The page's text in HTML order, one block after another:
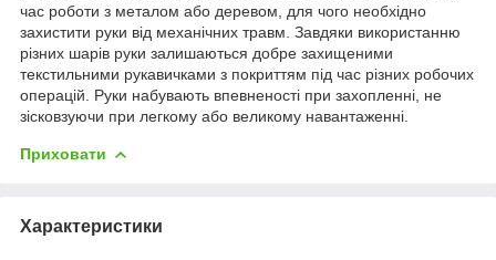
час роботи з металом або деревом, для чого необхідно
захистити руки від механічних травм. Завдяки використанню
різних шарів руки залишаються добре захищеними
текстильними рукавичками з покриттям під час різних робочих
операцій. Руки набувають впевненості при захопленні, не
зісковзуючи при легкому або великому навантаженні.
Приховати
Характеристики